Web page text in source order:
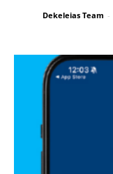
Dekeleias Team -